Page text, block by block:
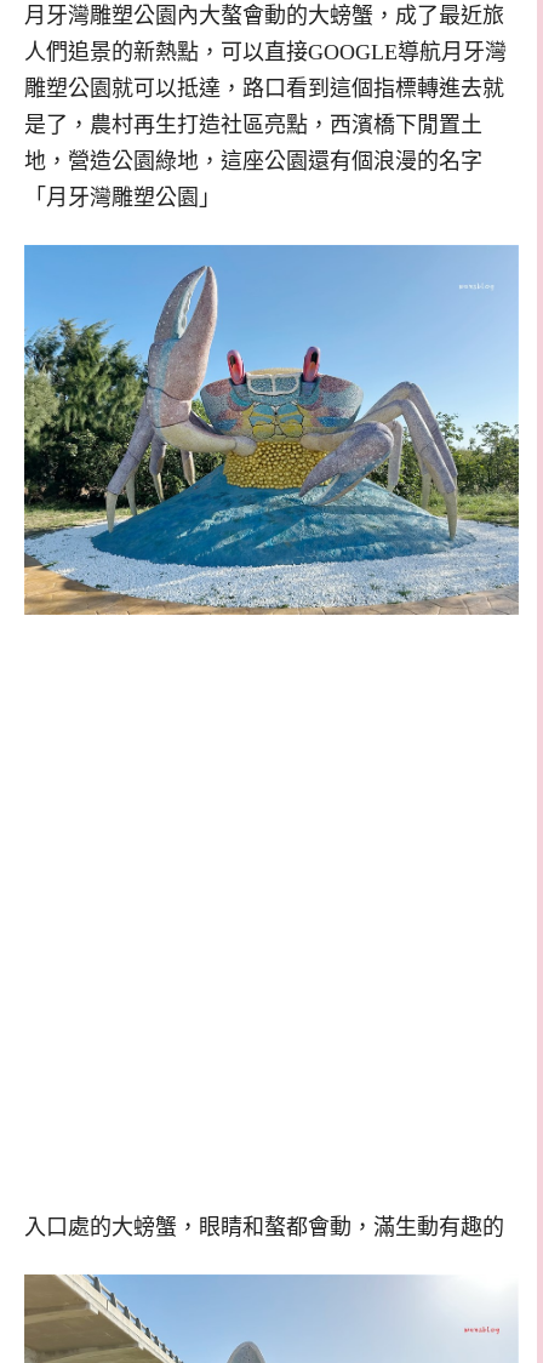
月牙灣雕塑公園內大螯會動的大螃蟹，成了最近旅
人們追景的新熱點，可以直接GOOGLE導航月牙灣
雕塑公園就可以抵達，路口看到這個指標轉進去就
是了，農村再生打造社區亮點，西濱橋下閒置土
地，營造公園綠地，這座公園還有個浪漫的名字
「月牙灣雕塑公園」
入口處的大螃蟹，眼睛和螯都會動，滿生動有趣的